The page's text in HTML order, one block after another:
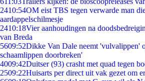
2410:54OM eist TBS tegen verwarde man
aardappelschilmesje
2410:18Vier aanhoudingen na
van Breda
5609:52Dikke Van Dale neemt 'vulvalippen'
schaamlippen doorbreken'
4009:42Duitser (93) crasht met quad tegen
2509:22Huisarts per direct uit vak gezet om